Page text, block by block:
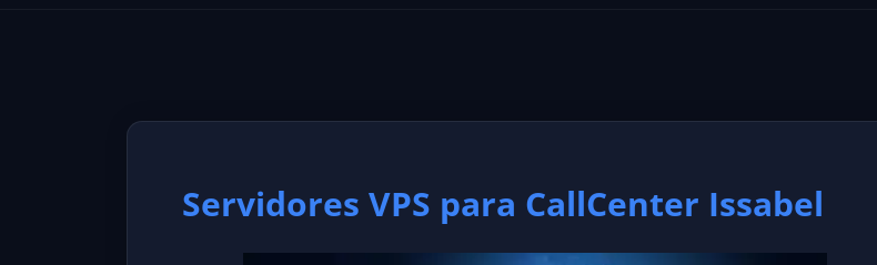
Servidores VPS para CallCenter Issabel